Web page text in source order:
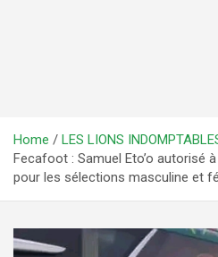
Home
LES LIONS
Fecafoot : Samuel Eto’o autorisé
pour les sélections masculine et